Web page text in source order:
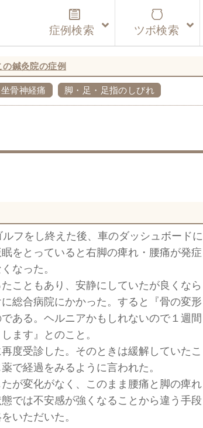
症例検索 ツボ検索
の鍼灸院の症例
坐骨神経痛 脚・足・足指のしびれ
ルフをし終えた後、車のダッシュボードに
をとっていると右脚の痺れ・腰痛が発症
なった。
こともあり、安静にしていたが良くなら
総合病院にかかった。すると『骨の変形
ある。ヘルニアかもしれないので１週間
ます』とのこと。
度受診した。そのときは緩解していたこ
で経過をみるように言われた。
が変化がなく、このまま腰痛と脚の痺れ
では不安感が強くなることから違う手段
いただいた。